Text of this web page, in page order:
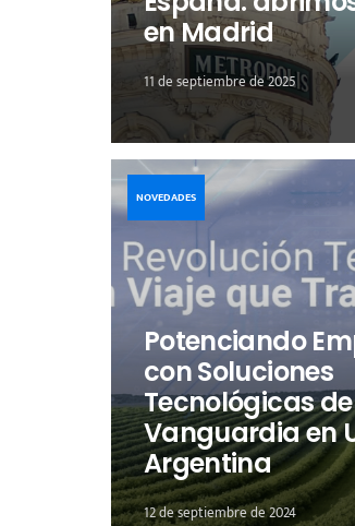
en Madrid
11 de septiembre de 2025
Potenciando
con Soluciones
Tecnológicas de
Vanguardia en
Argentina
12 de septiembre de 2024
NOVEDADES